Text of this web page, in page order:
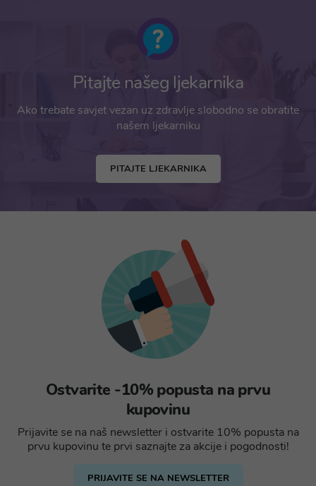
Pitajte našeg ljekarnika
Ako trebate savjet vezan uz zdravlje slobodno se obratite
našem ljekarniku
PITAJTE LJEKARNIKA
Ostvarite -10% popusta na prvu
kupovinu
Prijavite se na naš newsletter i ostvarite 10% popusta na
prvu kupovinu te prvi saznajte za akcije i pogodnosti!
PRIJAVITE SE NA NEWSLETTER